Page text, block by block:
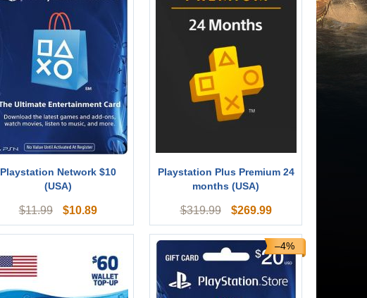
Playstation Network $10
(USA)
$11.99 $10.89
Playstation Plus Premium 24
months (USA)
$319.99 $269.99
–4%